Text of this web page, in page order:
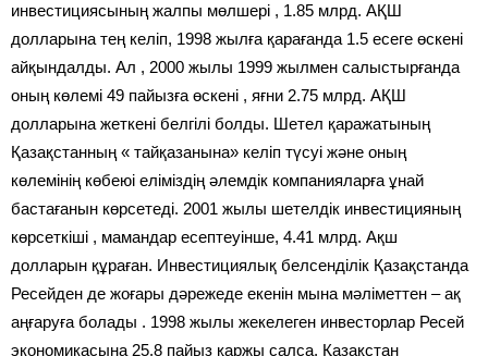
инвестициясының жалпы мөлшері , 1.85 млрд. АҚШ
долларына тең келіп, 1998 жылға қарағанда 1.5 есеге өскені
айқындалды. Ал , 2000 жылы 1999 жылмен салыстырғанда
оның көлемі 49 пайызға өскені , яғни 2.75 млрд. АҚШ
долларына жеткені белгілі болды. Шетел қаражатының
Қазақстанның « тайқазанына» келіп түсуі және оның
көлемінің көбеюі еліміздің әлемдік компанияларға ұнай
бастағанын көрсетеді. 2001 жылы шетелдік инвестицияның
көрсеткіші , мамандар есептеуінше, 4.41 млрд. Ақш
долларын құраған. Инвестициялық белсенділік Қазақстанда
Ресейден де жоғары дәрежеде екенін мына мәліметтен – ақ
аңғаруға болады . 1998 жылы жекелеген инвесторлар Ресей
экономикасына 25.8 пайыз қаржы салса, Қазақстан